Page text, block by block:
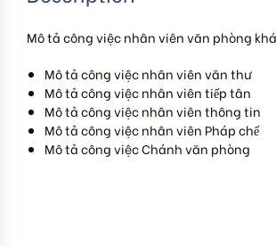
Mô tả công việc nhân viên văn phòng
Mô tả công việc nhân viên văn thư
Mô tả công việc nhân viên tiếp tân
Mô tả công việc nhân viên thông tin
Mô tả công việc nhân viên Pháp chế
Mô tả công việc Chánh văn phòng